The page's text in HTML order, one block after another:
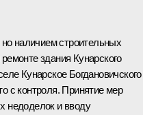
наличием строительных
здания Кунарского
Кунарское Богдановичского
с контроля. Принятие мер
недоделок и вводу